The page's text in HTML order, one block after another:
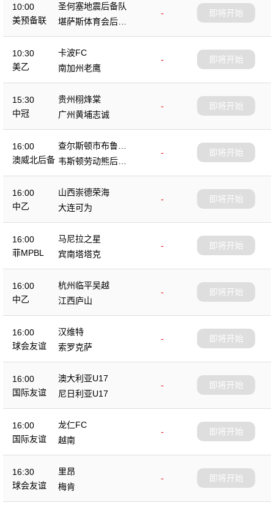
10:00
美预备联
圣何塞地震后备队
-
堪萨斯体育会后备
队
即将开始
10:30
美乙
卡波FC
-
南加州老鹰
即将开始
15:30
中冠
贵州栩烽棠
-
广州黄埔志诚
即将开始
16:00
澳威北后备
查尔斯顿市布鲁斯
后备队
-
韦斯顿劳动熊后备
队
即将开始
16:00
中乙
山西崇德荣海
-
大连可为
即将开始
16:00
菲MPBL
马尼拉之星
-
宾南塔塔克
即将开始
16:00
中乙
杭州临平吴越
-
江西庐山
即将开始
16:00
球会友谊
汉维特
-
索罗克萨
即将开始
16:00
国际友谊
澳大利亚U17
-
尼日利亚U17
即将开始
16:00
国际友谊
龙仁FC
-
越南
即将开始
16:30
球会友谊
里昂
-
梅肯
即将开始